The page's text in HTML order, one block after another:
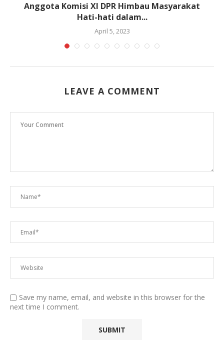
Anggota Komisi XI DPR Himbau Masyarakat
Hati-hati dalam...
April 5, 2023
LEAVE A COMMENT
Save my name, email, and website in this browser for the
next time I comment.